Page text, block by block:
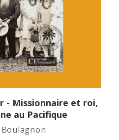
RAPIDE
- Missionnaire et roi,
au Pacifique
Boulagnon